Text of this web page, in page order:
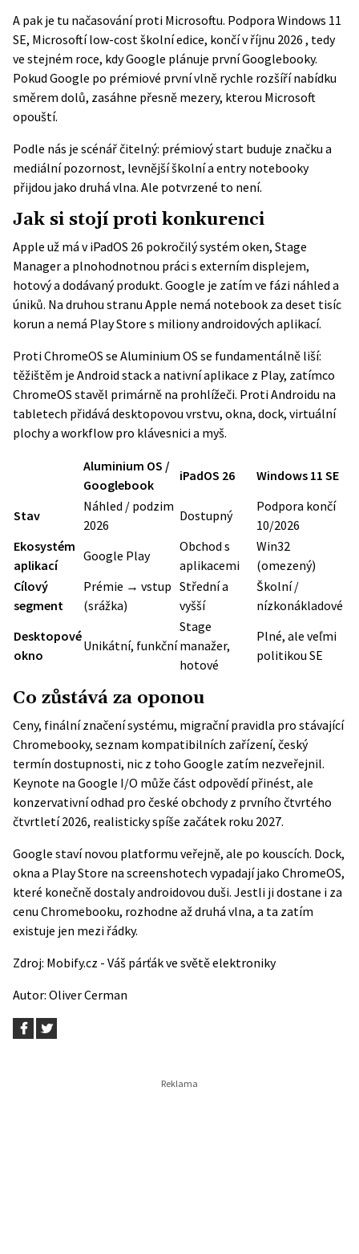
A pak je tu načasování proti Microsoftu. Podpora Windows 11
SE, Microsoftí low-cost školní edice, končí v říjnu 2026 , tedy
ve stejném roce, kdy Google plánuje první Googlebooky.
Pokud Google po prémiové první vlně rychle rozšíří nabídku
směrem dolů, zasáhne přesně mezery, kterou Microsoft
opouští.
Podle nás je scénář čitelný: prémiový start buduje značku a
mediální pozornost, levnější školní a entry notebooky
přijdou jako druhá vlna. Ale potvrzené to není.
Jak si stojí proti konkurenci
Apple už má v iPadOS 26 pokročilý systém oken, Stage
Manager a plnohodnotnou práci s externím displejem,
hotový a dodávaný produkt. Google je zatím ve fázi náhled a
úniků. Na druhou stranu Apple nemá notebook za deset tisíc
korun a nemá Play Store s miliony androidových aplikací.
Proti ChromeOS se Aluminium OS se fundamentálně liší:
těžištěm je Android stack a nativní aplikace z Play, zatímco
ChromeOS stavěl primárně na prohlížeči. Proti Androidu na
tabletech přidává desktopovou vrstvu, okna, dock, virtuální
plochy a workflow pro klávesnici a myš.
Aluminium OS /
Googlebook
iPadOS 26 Windows 11 SE
Stav
Náhled / podzim
2026
Dostupný
Podpora končí
10/2026
Ekosystém
aplikací
Google Play
Obchod s
aplikacemi
Win32
(omezený)
Cílový
segment
Prémie → vstup
(srážka)
Střední a
vyšší
Školní /
nízkonákladové
Desktopové
okno
Unikátní, funkční
Stage
manažer,
hotové
Plné, ale veľmi
politikou SE
Co zůstává za oponou
Ceny, finální značení systému, migrační pravidla pro stávající
Chromebooky, seznam kompatibilních zařízení, český
termín dostupnosti, nic z toho Google zatím nezveřejnil.
Keynote na Google I/O může část odpovědí přinést, ale
konzervativní odhad pro české obchody z prvního čtvrtého
čtvrtletí 2026, realisticky spíše začátek roku 2027.
Google staví novou platformu veřejně, ale po kouscích. Dock,
okna a Play Store na screenshotech vypadají jako ChromeOS,
které konečně dostaly androidovou duši. Jestli ji dostane i za
cenu Chromebooku, rozhodne až druhá vlna, a ta zatím
existuje jen mezi řádky.
Zdroj: Mobify.cz - Váš párťák ve světě elektroniky
Autor: Oliver Cerman